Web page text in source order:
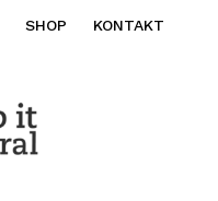
SHOP KONTAKT